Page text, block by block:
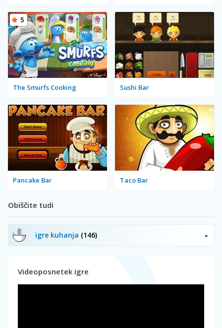
The Smurfs Cooking
5
Sushi Bar
Pancake Bar Taco Bar
Obiščite tudi
igre kuhanja (146)
Videoposnetek igre